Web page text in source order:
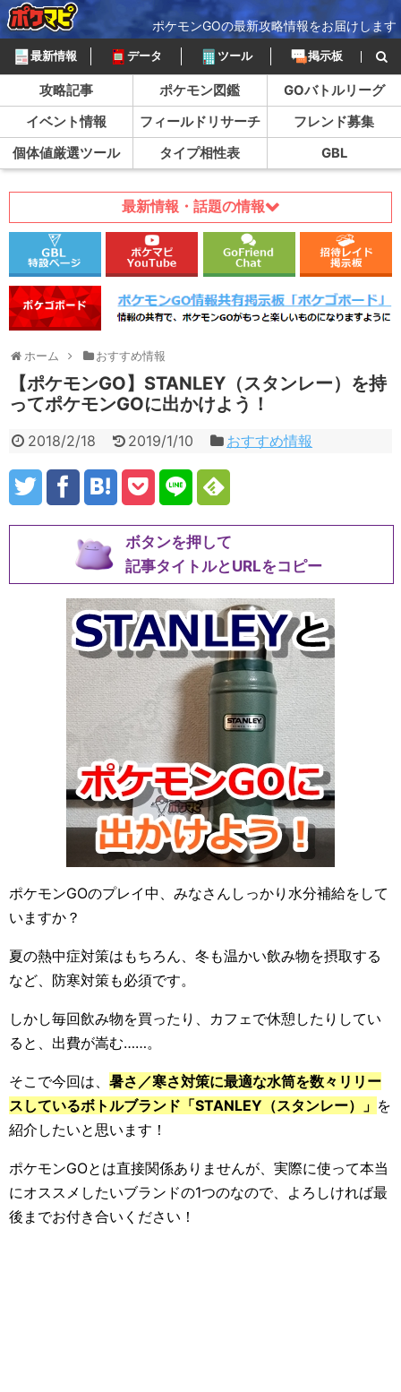
ポケモンGOの最新攻略情報をお届けします
最新情報 データ ツール 掲示板
攻略記事 ポケモン図鑑
GOバトルリーグ
イベント情報
フィールドリサーチ
フレンド募集
個体値厳選ツール
タイプ相性表 GBL
最新情報・話題の情報
ホーム おすすめ情報
【ポケモンGO】STANLEY（スタンレー）を持
ってポケモンGOに出かけよう！
2018/2/18 2019/1/10 おすすめ情報
ボタンを押して
記事タイトルとURLをコピー
ポケモンGOのプレイ中、みなさんしっかり水分補給をして
いますか？
夏の熱中症対策はもちろん、冬も温かい飲み物を摂取する
など、防寒対策も必須です。
しかし毎回飲み物を買ったり、カフェで休憩したりしてい
ると、出費が嵩む……。
そこで今回は、 暑さ／寒さ対策に最適な水筒を数々リリー
スしているボトルブランド「STANLEY（スタンレー）」 を
紹介したいと思います！
ポケモンGOとは直接関係ありませんが、実際に使って本当
にオススメしたいブランドの1つのなので、よろしければ最
後までお付き合いください！